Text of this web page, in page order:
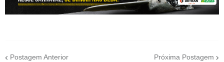
Postagem Anterior Próxima Postagem